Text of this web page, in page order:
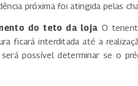
próxima foi atingida pelas
do teto da loja . O
ficará interditada até a
possível determinar se o